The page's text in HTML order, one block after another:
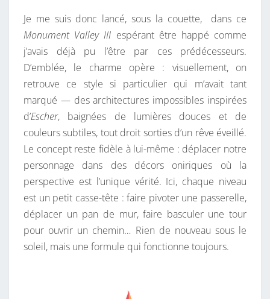
V
E
U
N
P
E
U
T
R
O
P
É
V
E
I
Je me suis donc lancé, sous la couette, dans ce
Monument Valley III espérant être happé comme
j’avais déjà pu l’être par ces prédécesseurs.
D’emblée, le charme opère : visuellement, on
retrouve ce style si particulier qui m’avait tant
marqué — des architectures impossibles inspirées
d’Escher, baignées de lumières douces et de
couleurs subtiles, tout droit sorties d’un rêve éveillé.
Le concept reste fidèle à lui-même : déplacer notre
personnage dans des décors oniriques où la
perspective est l’unique vérité. Ici, chaque niveau
est un petit casse-tête : faire pivoter une passerelle,
déplacer un pan de mur, faire basculer une tour
pour ouvrir un chemin… Rien de nouveau sous le
soleil, mais une formule qui fonctionne toujours.